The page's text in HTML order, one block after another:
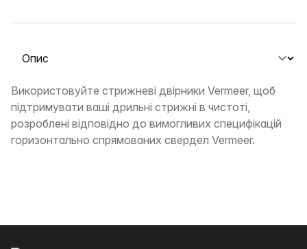
Виберіть вкладку
Опис
Використовуйте стрижневі двірники Vermeer, щоб
підтримувати ваші дрильні стрижні в чистоті,
розроблені відповідно до вимогливих специфікацій
горизонтально спрямованих свердел Vermeer.